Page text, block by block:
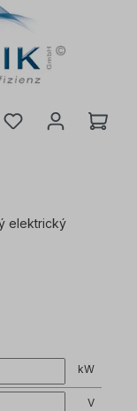
elektrický
kW
V